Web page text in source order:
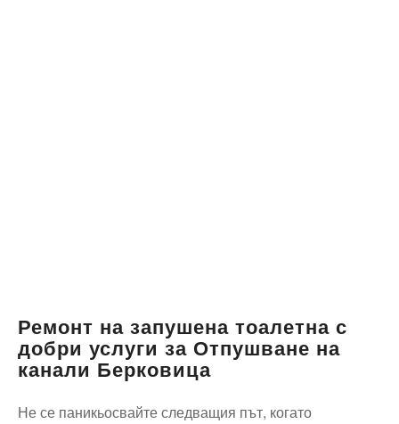
Ремонт на запушена тоалетна с
добри услуги за Отпушване на
канали Берковица
Не се паникьосвайте следващия път, когато